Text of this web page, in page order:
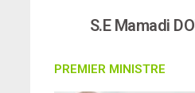
S.E Mamadi
PREMIER MINISTRE